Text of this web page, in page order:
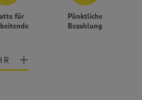
für
Pünktliche
Bezahlung